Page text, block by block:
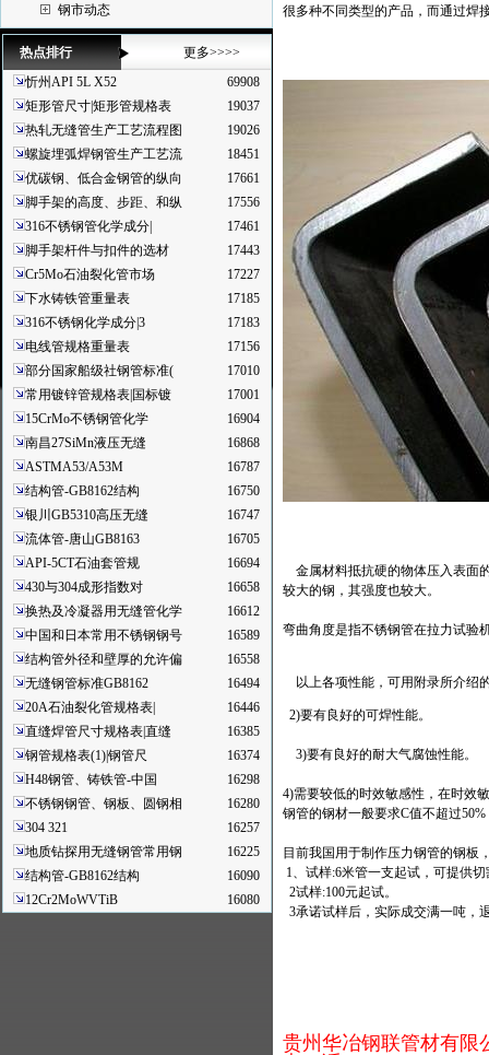
钢市动态
热点排行
更多>>>>
忻州API 5L X52
69908
矩形管尺寸|矩形管规格表
19037
热轧无缝管生产工艺流程图
19026
螺旋埋弧焊钢管生产工艺流
18451
优碳钢、低合金钢管的纵向
17661
脚手架的高度、步距、和纵
17556
316不锈钢管化学成分|
17461
脚手架杆件与扣件的选材
17443
Cr5Mo石油裂化管市场
17227
下水铸铁管重量表
17185
316不锈钢化学成分|3
17183
电线管规格重量表
17156
部分国家船级社钢管标准(
17010
常用镀锌管规格表|国标镀
17001
15CrMo不锈钢管化学
16904
南昌27SiMn液压无缝
16868
ASTMA53/A53M
16787
结构管-GB8162结构
16750
银川GB5310高压无缝
16747
流体管-唐山GB8163
16705
API-5CT石油套管规
16694
430与304成形指数对
16658
换热及冷凝器用无缝管化学
16612
中国和日本常用不锈钢钢号
16589
结构管外径和壁厚的允许偏
16558
无缝钢管标准GB8162
16494
20A石油裂化管规格表|
16446
直缝焊管尺寸规格表|直缝
16385
钢管规格表(1)|钢管尺
16374
H48钢管、铸铁管-中国
16298
不锈钢钢管、钢板、圆钢相
16280
304 321
16257
地质钻探用无缝钢管常用钢
16225
结构管-GB8162结构
16090
12Cr2MoWVTiB
16080
很多种不同类型的产品，而通过焊
金属材料抵抗硬的物体压入表面
较大的钢，其强度也较大。
弯曲角度是指不锈钢管在拉力试验
以上各项性能，可用附录所介绍
2)要有良好的可焊性能。
3)要有良好的耐大气腐蚀性能。
4)需要较低的时效敏感性，在时效
钢管的钢材一般要求C值不超过
目前我国用于制作压力钢管的钢板
1、试样:6米管一支起试，可提供切
2试样:100元起试。
3承诺试样后，实际成交满一吨，
贵州华冶钢联管材有限